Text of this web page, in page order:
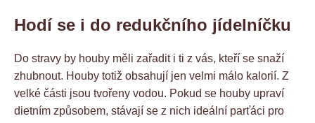
Hodí se i do redukčního jídelníčku
Do stravy by houby měli zařadit i ti z vás, kteří se snaží
zhubnout. Houby totiž obsahují jen velmi málo kalorií. Z
velké části jsou tvořeny vodou. Pokud se houby upraví
dietním způsobem, stávají se z nich ideální parťáci pro